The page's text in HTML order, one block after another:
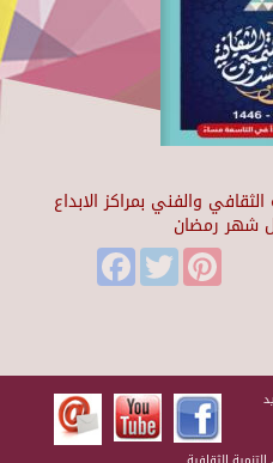
والفني بمراكز الابداع
شهر رمضان
FacebookTwitter